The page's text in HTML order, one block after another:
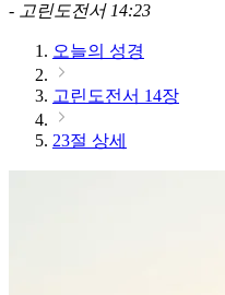
- 고린도전서 14:23
오늘의 성경
고린도전서 14장
23절 상세